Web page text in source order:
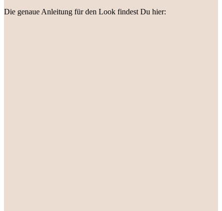
Die genaue Anleitung für den Look findest Du hier: